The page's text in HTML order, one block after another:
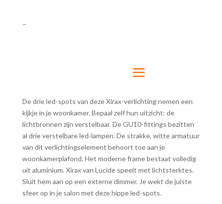
–
De drie led-spots van deze Xirax-verlichting nemen een
kijkje in je woonkamer. Bepaal zelf hun uitzicht: de
lichtbronnen zijn verstelbaar. De GU10-fittings bezitten
al drie verstelbare led-lampen. De strakke, witte armatuur
van dit verlichtingselement behoort toe aan je
woonkamerplafond. Het moderne frame bestaat volledig
uit aluminium. Xirax van Lucide speelt met lichtsterktes.
Sluit hem aan op een externe dimmer. Je wekt de juiste
sfeer op in je salon met deze hippe led-spots.